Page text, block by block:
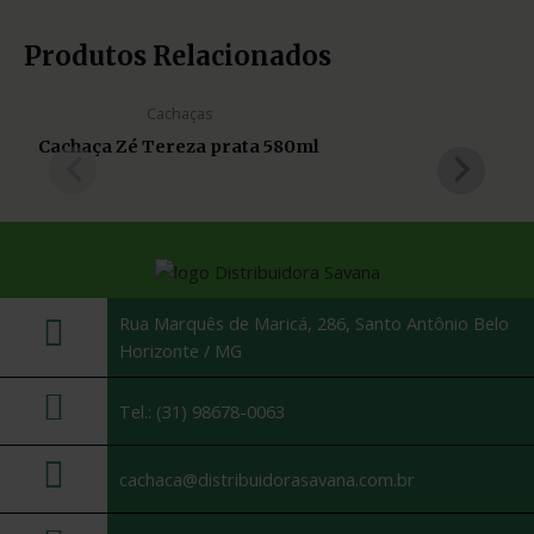
Produtos Relacionados
Cachaças
Cachaça Zé Tereza prata 580ml
Rua Marquês de Maricá, 286, Santo Antônio Belo
Horizonte / MG
Tel.: (31) 98678-0063
cachaca@distribuidorasavana.com.br